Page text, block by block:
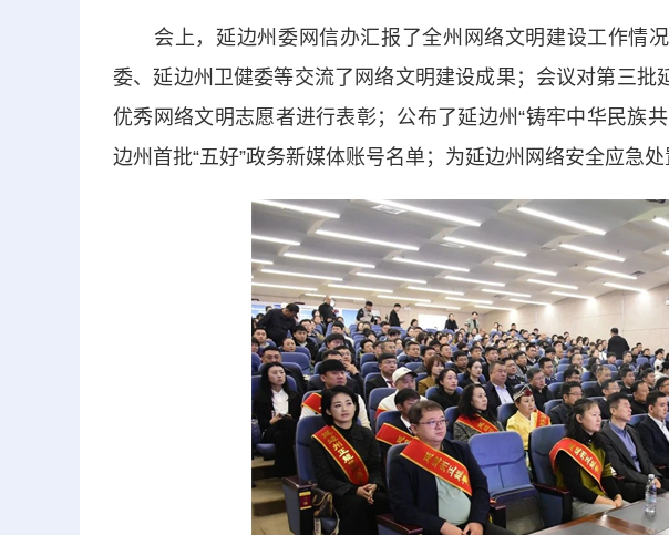
会上，延边州委网信办汇报了全州网络文明建设工作情况
委、延边州卫健委等交流了网络文明建设成果；会议对第三批
优秀网络文明志愿者进行表彰；公布了延边州“铸牢中华民族
边州首批“五好”政务新媒体账号名单；为延边州网络安全应急处